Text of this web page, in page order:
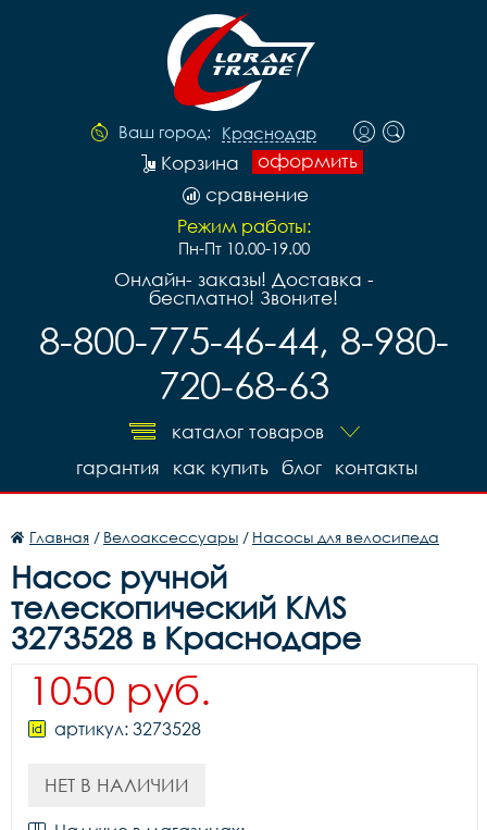
Ваш город: Краснодар
оформить
Корзина
сравнение
Режим работы:
Пн-Пт 10.00-19.00
Онлайн- заказы! Доставка -
бесплатно! Звоните!
8-800-775-46-44, 8-980-
720-68-63
каталог товаров
контакты
блог
как купить
гарантия
Главная / Велоаксессуары / Насосы для велосипеда
Насос ручной
телескопический KMS
3273528 в Краснодаре
1050 руб.
артикул: 3273528
НЕТ В НАЛИЧИИ